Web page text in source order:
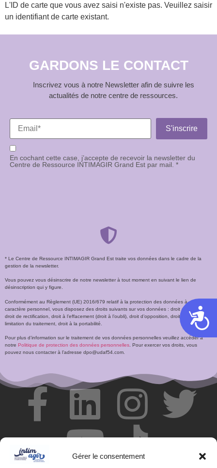
Gérer le consentement
L'ID de carte que vous avez saisi n'existe pas. Veuillez saisir
un identifiant de carte existant.
GARDONS LE CONTACT
Inscrivez vous à notre Newsletter afin de suivre les
actualités de notre centre de ressources.
En cochant cette case, j’accepte de recevoir la newsletter du
Centre de Ressource INTIMAGIR Grand Est par mail. *
* Le Centre de Ressource INTIMAGIR Grand Est traite vos données dans le cadre de la
gestion de la newsletter.
Vous pouvez vous désinscrire de notre newsletter à tout moment en suivant le lien de
désinscription qui y figure.
Conformément au Règlement (UE) 2016/679 relatif à la protection des données à
caractère personnel, vous disposez des droits suivants sur vos données : droit d’accès,
droit de rectification, droit à l’effacement (droit à l’oubli), droit d’opposition, droit à la
limitation du traitement, droit à la portabilité.
Pour plus d’information sur le traitement de vos données personnelles veuillez accéder à
notre Politique de protection des données personnelles . Pour exercer vos droits, vous
pouvez nous contacter à l’adresse dpo@udaf54.com.